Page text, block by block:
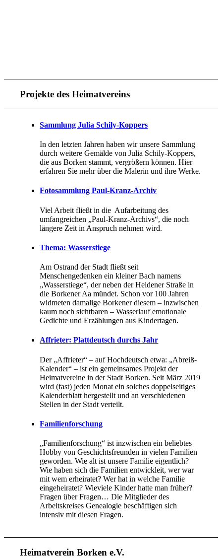
Projekte des Heimatvereins
Sammlung Julia Schily-Koppers
In den letzten Jahren haben wir unsere Sammlung
durch weitere Gemälde von Julia Schily-Koppers,
die aus Borken stammt, vergrößern können. Hier
erfahren Sie mehr über die Malerin und ihre Werke.
Fotosammlung Paul-Kranz-Archiv
Viel Arbeit fließt in die Aufarbeitung des
umfangreichen „Paul-Kranz-Archivs“, die noch
längere Zeit in Anspruch nehmen wird.
Thema: Wasserstiege
Am Ostrand der Stadt fließt seit
Menschengedenken ein kleiner Bach namens
„Wasserstiege“, der neben der Heidener Straße in
die Borkener Aa mündet. Schon vor 100 Jahren
widmeten damalige Borkener diesem – inzwischen
kaum noch sichtbaren – Wasserlauf emotionale
Gedichte und Erzählungen aus Kindertagen.
Affrieter: Plattdeutsch durchs Jahr
Der „Affrieter“ – auf Hochdeutsch etwa: „Abreiß-
Kalender“ – ist ein gemeinsames Projekt der
Heimatvereine in der Stadt Borken. Seit März 2019
wird (fast) jeden Monat ein solches doppelseitiges
Kalenderblatt hergestellt und an verschiedenen
Stellen in der Stadt verteilt.
Familienforschung
„Familienforschung“ ist inzwischen ein beliebtes
Hobby von Geschichtsfreunden in vielen Familien
geworden. Wie alt ist unsere Familie eigentlich?
Wie haben sich die Familien entwickleit, wer war
mit wem erheiratet? Wer hat in welche Familie
eingeheiratet? Wieviele Kinder hatte man früher?
Fragen über Fragen… Die Mitglieder des
Arbeitskreises Genealogie beschäftigen sich
intensiv mit diesen Fragen.
Heimatverein Borken e.V.